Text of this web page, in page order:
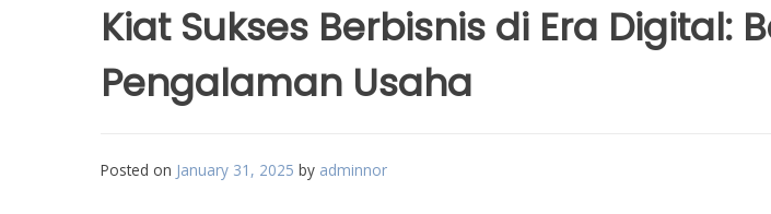
Kiat Sukses Berbisnis di Era Digital:
Pengalaman Usaha
Posted on January 31, 2025 by adminnor